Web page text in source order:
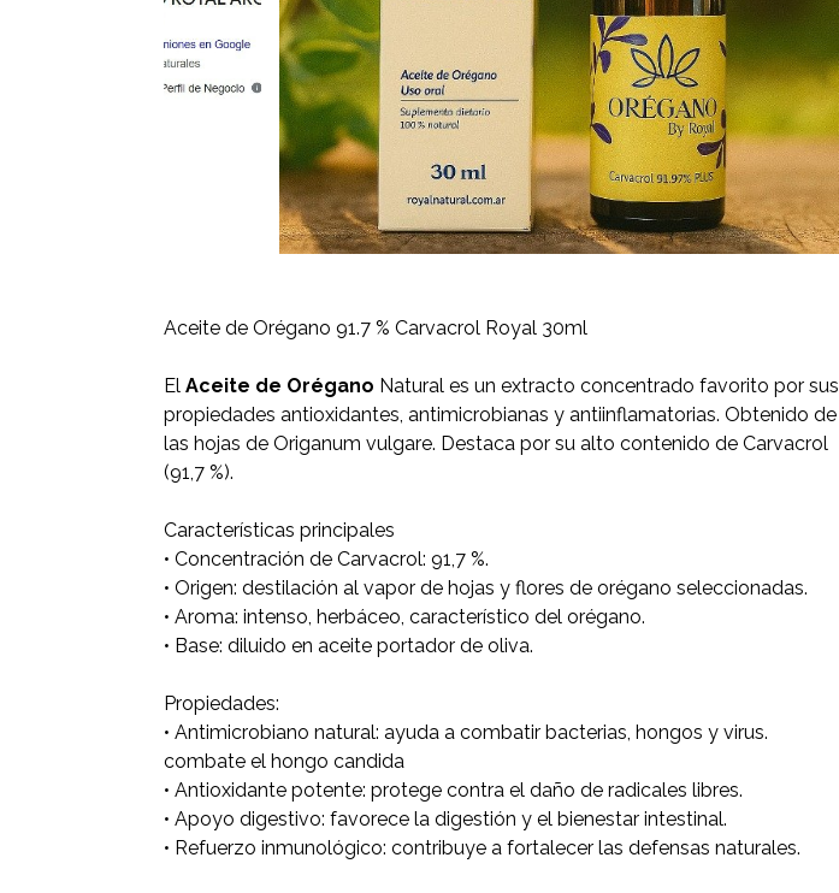
Aceite de Orégano 91.7 % Carvacrol Royal 30ml
El Aceite de Orégano Natural es un extracto concentrado favorito por sus
propiedades antioxidantes, antimicrobianas y antiinflamatorias. Obtenido de
las hojas de Origanum vulgare. Destaca por su alto contenido de Carvacrol
(91,7 %).
Características principales
• Concentración de Carvacrol: 91,7 %.
• Origen: destilación al vapor de hojas y flores de orégano seleccionadas.
• Aroma: intenso, herbáceo, característico del orégano.
• Base: diluido en aceite portador de oliva.
Propiedades:
• Antimicrobiano natural: ayuda a combatir bacterias, hongos y virus.
combate el hongo candida
• Antioxidante potente: protege contra el daño de radicales libres.
• Apoyo digestivo: favorece la digestión y el bienestar intestinal.
• Refuerzo inmunológico: contribuye a fortalecer las defensas naturales.